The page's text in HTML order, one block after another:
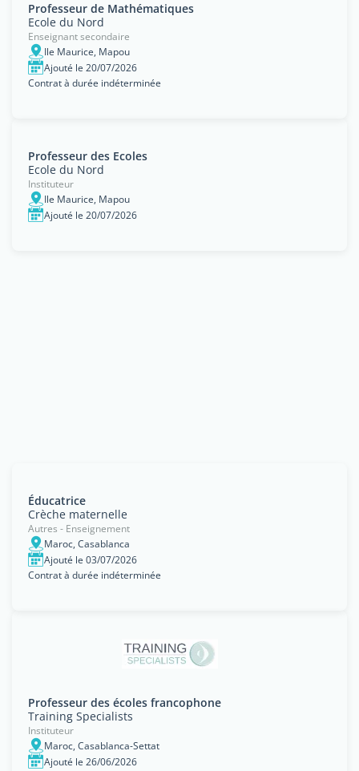
Professeur de Mathématiques
Ecole du Nord
Enseignant secondaire
Ile Maurice, Mapou
Ajouté le 20/07/2026
Contrat à durée indéterminée
Professeur des Ecoles
Ecole du Nord
Instituteur
Ile Maurice, Mapou
Ajouté le 20/07/2026
Éducatrice
Crèche maternelle
Autres - Enseignement
Maroc, Casablanca
Ajouté le 03/07/2026
Contrat à durée indéterminée
Professeur des écoles francophone
Training Specialists
Instituteur
Maroc, Casablanca-Settat
Ajouté le 26/06/2026